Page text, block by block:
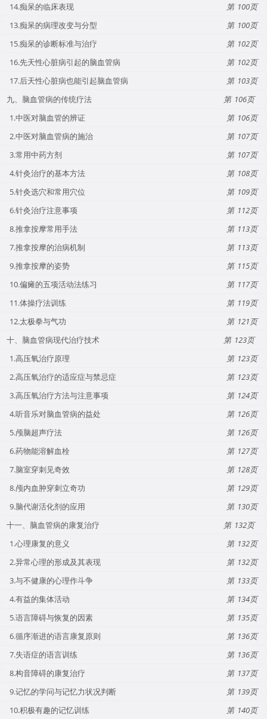
14.痴呆的临床表现
100
13.痴呆的病理改变与分型
100
15.痴呆的诊断标准与治疗
102
16.先天性心脏病引起的脑血管病
102
17.后天性心脏病也能引起脑血管病
103
九、脑血管病的传统疗法
106
1.中医对脑血管的辨证
106
2.中医对脑血管病的施治
107
3.常用中药方剂
107
4.针灸治疗的基本方法
108
5.针灸选穴和常用穴位
109
6.针灸治疗注意事项
112
8.推拿按摩常用手法
113
7.推拿按摩的治病机制
113
9.推拿按摩的姿势
115
10.偏瘫的五项活动法练习
117
11.体操疗法训练
119
12.太极拳与气功
121
十、脑血管病现代治疗技术
123
1.高压氧治疗原理
123
2.高压氧治疗的适应症与禁忌症
123
3.高压氧治疗方法与注意事项
124
4.听音乐对脑血管病的益处
126
5.颅脑超声疗法
126
6.药物能溶解血栓
127
7.脑室穿刺见奇效
128
8.颅内血肿穿刺立奇功
129
9.脑代谢活化剂的应用
130
十一、脑血管病的康复治疗
132
1.心理康复的意义
132
2.异常心理的形成及其表现
132
3.与不健康的心理作斗争
133
4.有益的集体活动
134
5.语言障碍与恢复的因素
135
6.循序渐进的语言康复原则
136
7.失语症的语言训练
136
8.构音障碍的康复治疗
137
9.记忆的学问与记忆力状况判断
139
10.积极有趣的记忆训练
140